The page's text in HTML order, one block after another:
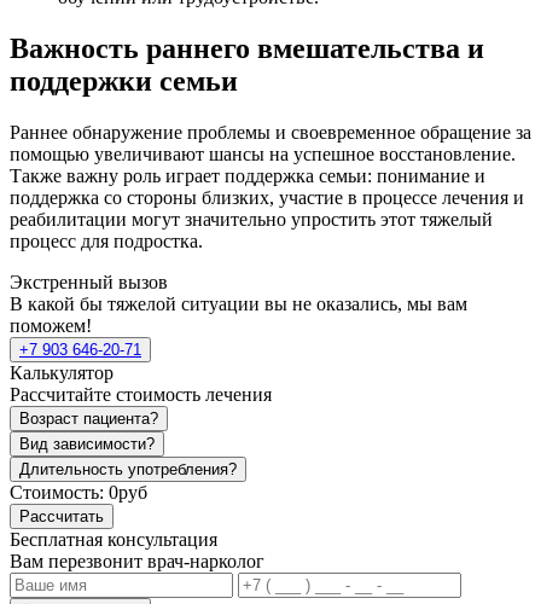
Важность раннего вмешательства и
поддержки семьи
Раннее обнаружение проблемы и своевременное обращение за
помощью увеличивают шансы на успешное восстановление.
Также важну роль играет поддержка семьи: понимание и
поддержка со стороны близких, участие в процессе лечения и
реабилитации могут значительно упростить этот тяжелый
процесс для подростка.
Экстренный вызов
В какой бы тяжелой ситуации вы не оказались, мы вам
поможем!
+7 903 646-20-71
Калькулятор
Рассчитайте стоимость лечения
Возраст пациента?
Вид зависимости?
Длительность употребления?
Стоимость: 0руб
Рассчитать
Бесплатная консультация
Вам перезвонит врач-нарколог